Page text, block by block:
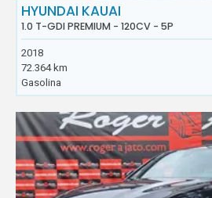
HYUNDAI KAUAI
1.0 T-GDI PREMIUM - 120CV - 5P
2018
72.364 km
Gasolina